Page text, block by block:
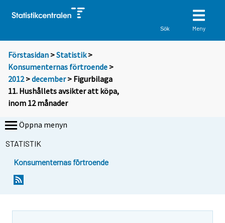
Sök Meny
Förstasidan >Statistik >
Konsumenternas förtroende >
2012>december> Figurbilaga
11. Hushållets avsikter att köpa,
inom 12 månader
Öppna menyn
STATISTIK
Konsumenternas förtroende